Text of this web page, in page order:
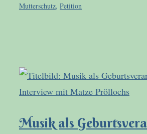
Mutterschutz, Petition
Musik als